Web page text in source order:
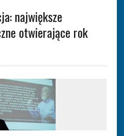
największe
otwierające rok